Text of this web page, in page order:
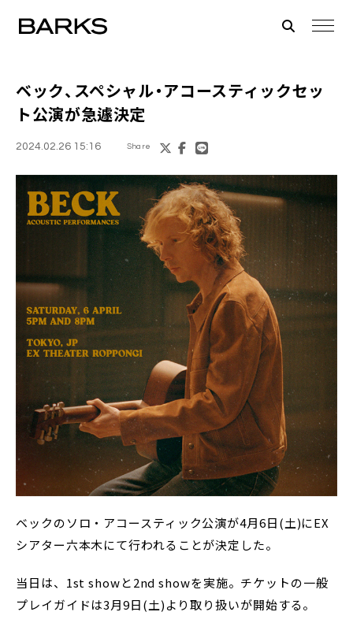
ベック、スペシャル・アコースティックセッ
ト公演が急遽決定
2024.02.26 15:16 Share
ベックのソロ・アコースティック公演が4月6日(土)にEX
シアター六本木にて行われることが決定した。
当日は、1st showと2nd showを実施。チケットの一般
プレイガイドは3月9日(土)より取り扱いが開始する。